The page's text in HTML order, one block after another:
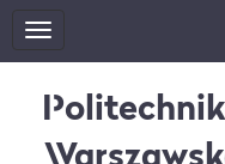
Toggle
navigation